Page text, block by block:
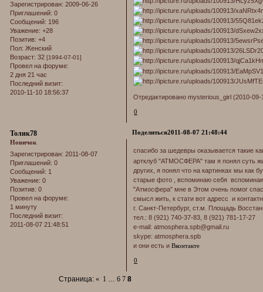
Зарегистрирован: 2009-06-26
Приглашений: 0
Сообщений: 196
Уважение: +28
Позитив: +4
Пол: Женский
Возраст: 32 [1994-07-01]
Провел на форуме:
2 дня 21 час
Последний визит:
2010-11-10 18:56:37
Отредактировано mysterious_girl (2010-09-
0
Поделиться2011-08-07 21:48:44
Толик78
Новичок
Зарегистрирован: 2011-08-07
Приглашений: 0
Сообщений: 1
Уважение: 0
Позитив: 0
Провел на форуме:
1 минуту
Последний визит:
2011-08-07 21:48:51
спасибо за шедевры оказывается такие
артклуб "АТМОСФЕРА" там я понял суть
других, я понял что на картинках мы как
старые фото , вспоминаю себя
"Атмосфера" мне в Этом очень помог
смысл жить, к стати вот адресс и
г. Санкт-Петербург, ст.м. Площадь
тел.: 8 (921) 740-37-83, 8 (921) 781-17-27
e-mail: atmosphera.spb@gmail.ru
skype: atmosphera.spb
и они есть и Вконтакте
0
Страница:« 1 … 6 7 8